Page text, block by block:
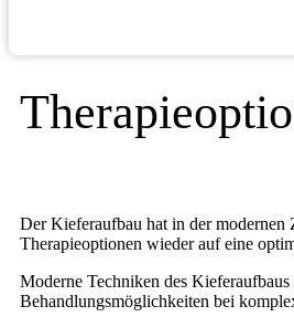
Der Kieferaufbau hat in der modernen
Therapieoptionen wieder auf eine
Moderne Techniken des
Behandlungsmöglichkeiten bei